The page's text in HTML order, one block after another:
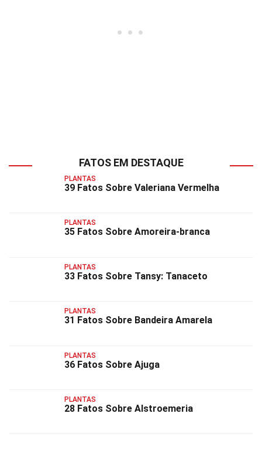
FATOS EM DESTAQUE
PLANTAS
39 Fatos Sobre Valeriana Vermelha
PLANTAS
35 Fatos Sobre Amoreira-branca
PLANTAS
33 Fatos Sobre Tansy: Tanaceto
PLANTAS
31 Fatos Sobre Bandeira Amarela
PLANTAS
36 Fatos Sobre Ajuga
PLANTAS
28 Fatos Sobre Alstroemeria